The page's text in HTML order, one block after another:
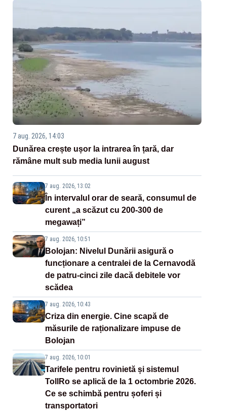
7 aug. 2026, 14:03
Dunărea crește ușor la intrarea în țară, dar
rămâne mult sub media lunii august
7 aug. 2026, 13:02
În intervalul orar de seară, consumul de
curent „a scăzut cu 200-300 de
megawați”
7 aug. 2026, 10:51
Bolojan: Nivelul Dunării asigură o
funcționare a centralei de la Cernavodă
de patru-cinci zile dacă debitele vor
scădea
7 aug. 2026, 10:43
Criza din energie. Cine scapă de
măsurile de raționalizare impuse de
Bolojan
7 aug. 2026, 10:01
Tarifele pentru rovinietă și sistemul
TollRo se aplică de la 1 octombrie 2026.
Ce se schimbă pentru șoferi și
transportatori